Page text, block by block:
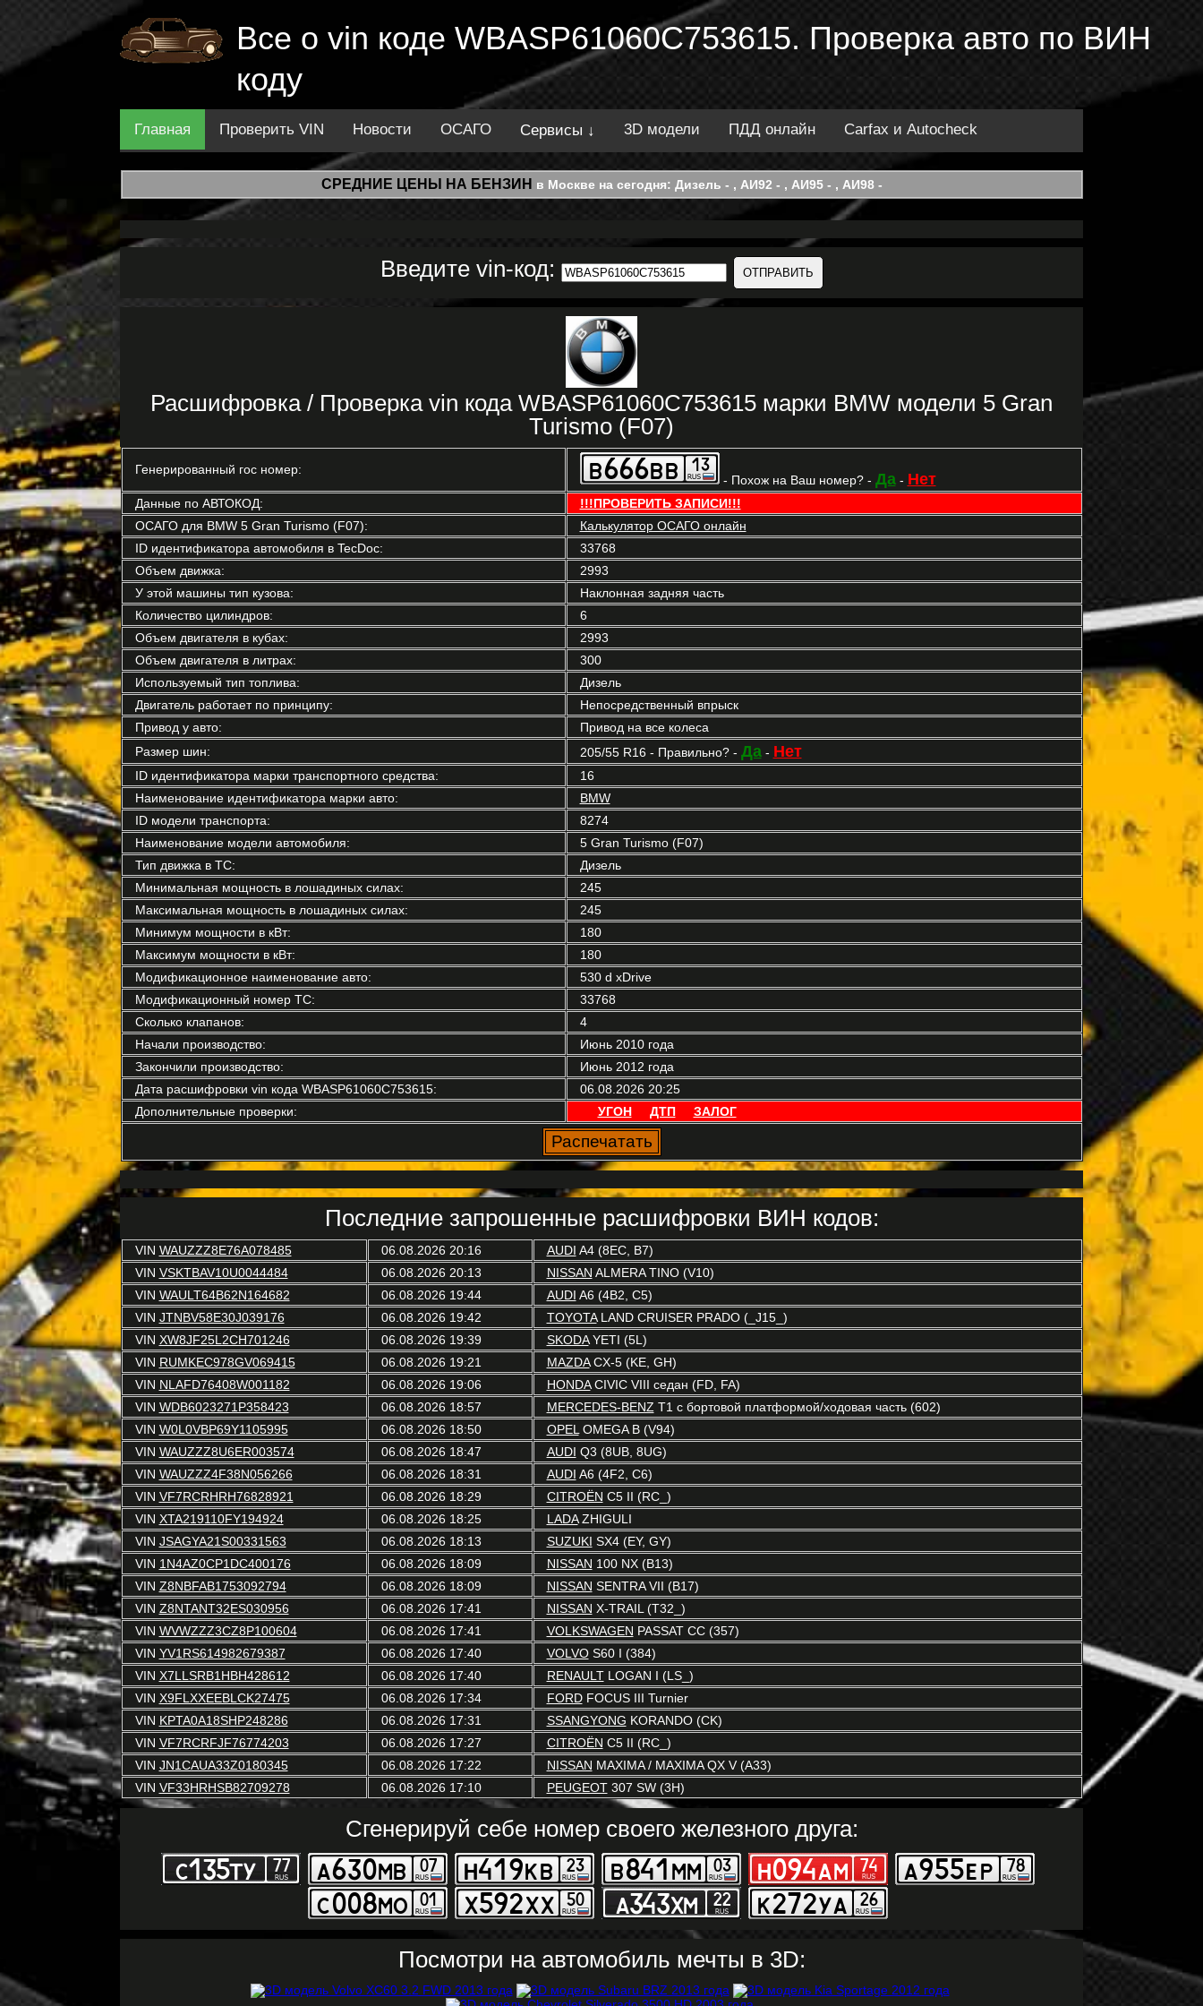
Все о vin коде WBASP61060C753615. Проверка авто по ВИН
коду
Главная Проверить VIN Новости ОСАГО Сервисы ↓ 3D модели ПДД онлайн Carfax и Autocheck
СРЕДНИЕ ЦЕНЫ НА БЕНЗИН в Москве на сегодня: Дизель - , АИ92 - , АИ95 - , АИ98 -
Введите vin-код:
Расшифровка / Проверка vin кода WBASP61060C753615 марки BMW модели 5 Gran
Turismo (F07)
Генерированный гос номер:
- Похож на Ваш номер? - Да- Нет
Данные по АВТОКОД:
!!!ПРОВЕРИТЬ ЗАПИСИ!!!
ОСАГО для BMW 5 Gran Turismo (F07):
Калькулятор ОСАГО онлайн
ID идентификатора автомобиля в TecDoc:
33768
Объем движка:
2993
У этой машины тип кузова:
Наклонная задняя часть
Количество цилиндров:
6
Объем двигателя в кубах:
2993
Объем двигателя в литрах:
300
Используемый тип топлива:
Дизель
Двигатель работает по принципу:
Непосредственный впрыск
Привод у авто:
Привод на все колеса
Размер шин:
205/55 R16 - Правильно? - Да- Нет
ID идентификатора марки транспортного средства:
16
Наименование идентификатора марки авто:
BMW
ID модели транспорта:
8274
Наименование модели автомобиля:
5 Gran Turismo (F07)
Тип движка в ТС:
Дизель
Минимальная мощность в лошадиных силах:
245
Максимальная мощность в лошадиных силах:
245
Минимум мощности в кВт:
180
Максимум мощности в кВт:
180
Модификационное наименование авто:
530 d xDrive
Модификационный номер ТС:
33768
Сколько клапанов:
4
Начали производство:
Июнь 2010 года
Закончили производство:
Июнь 2012 года
Дата расшифровки vin кода WBASP61060C753615:
06.08.2026 20:25
Дополнительные проверки:
УГОН ДТП ЗАЛОГ
Последние запрошенные расшифровки ВИН кодов:
VIN WAUZZZ8E76A078485 06.08.2026 20:16 AUDI A4 (8EC, B7)
VIN VSKTBAV10U0044484 06.08.2026 20:13 NISSAN ALMERA TINO (V10)
VIN WAULT64B62N164682 06.08.2026 19:44 AUDI A6 (4B2, C5)
VIN JTNBV58E30J039176 06.08.2026 19:42 TOYOTALAND CRUISER PRADO (_J15_)
VIN XW8JF25L2CH701246 06.08.2026 19:39 SKODAYETI (5L)
VIN RUMKEC978GV069415 06.08.2026 19:21 MAZDACX-5 (KE, GH)
VIN NLAFD76408W001182 06.08.2026 19:06 HONDACIVIC VIII седан (FD, FA)
VIN WDB6023271P358423 06.08.2026 18:57 MERCEDES-BENZ T1 c бортовой платформой/ходовая часть (602)
VIN W0L0VBP69Y1105995 06.08.2026 18:50 OPEL OMEGA B (V94)
VIN WAUZZZ8U6ER003574 06.08.2026 18:47 AUDI Q3 (8UB, 8UG)
VIN WAUZZZ4F38N056266 06.08.2026 18:31 AUDI A6 (4F2, C6)
VIN VF7RCRHRH76828921 06.08.2026 18:29 CITROËN C5 II (RC_)
VIN XTA219110FY194924 06.08.2026 18:25 LADAZHIGULI
VIN JSAGYA21S00331563 06.08.2026 18:13 SUZUKI SX4 (EY, GY)
VIN 1N4AZ0CP1DC400176 06.08.2026 18:09 NISSAN 100 NX (B13)
VIN Z8NBFAB1753092794 06.08.2026 18:09 NISSAN SENTRA VII (B17)
VIN Z8NTANT32ES030956 06.08.2026 17:41 NISSAN X-TRAIL (T32_)
VIN WVWZZZ3CZ8P100604 06.08.2026 17:41 VOLKSWAGEN PASSAT CC (357)
VIN YV1RS614982679387 06.08.2026 17:40 VOLVOS60 I (384)
VIN X7LLSRB1HBH428612 06.08.2026 17:40 RENAULTLOGAN I (LS_)
VIN X9FLXXEEBLCK27475 06.08.2026 17:34 FORDFOCUS III Turnier
VIN KPTA0A18SHP248286 06.08.2026 17:31 SSANGYONG KORANDO (CK)
VIN VF7RCRFJF76774203 06.08.2026 17:27 CITROËN C5 II (RC_)
VIN JN1CAUA33Z0180345 06.08.2026 17:22 NISSAN MAXIMA / MAXIMA QX V (A33)
VIN VF33HRHSB82709278 06.08.2026 17:10 PEUGEOT307 SW (3H)
Сгенерируй себе номер своего железного друга:
Посмотри на автомобиль мечты в 3D: